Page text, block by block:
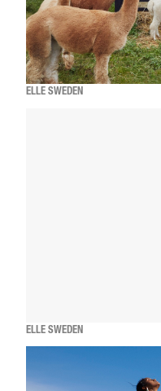
ELLE SWEDEN
ELLE SWEDEN